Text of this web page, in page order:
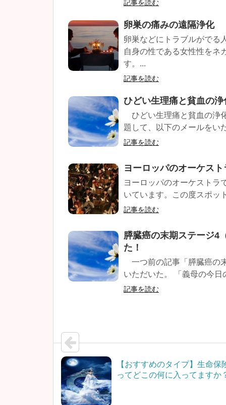
記事を読む
卵巣の痛みの遠隔浄化
卵巣などにトラブルがでる
自身の性である女性性をネ
す。...
記事を読む
ひどい生理痛と貧血の浄
ひどい生理痛と貧血の浄
題して、以下のメールをい
記事を読む
ヨーロッパのオーケス
ヨーロッパのオーケストラ
いています。この度スポッ
記事を読む
膵臓癌の末期ステージ4
た！
一つ前の記事「膵臓癌の
いただいた。 「義母の今
記事を読む
【おすすめのタイプ】生命保
ってどこの何に入ってますか